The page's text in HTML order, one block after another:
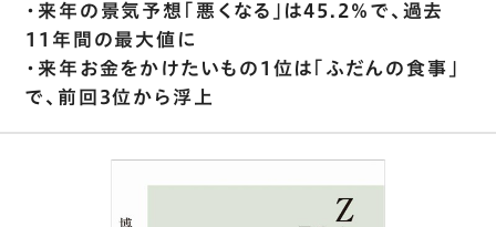
・来年の景気予想｢悪くなる｣は45.2％で､過去
11年間の最大値に
・来年お金をかけたいもの1位は｢ふだんの食事｣
で､前回3位から浮上